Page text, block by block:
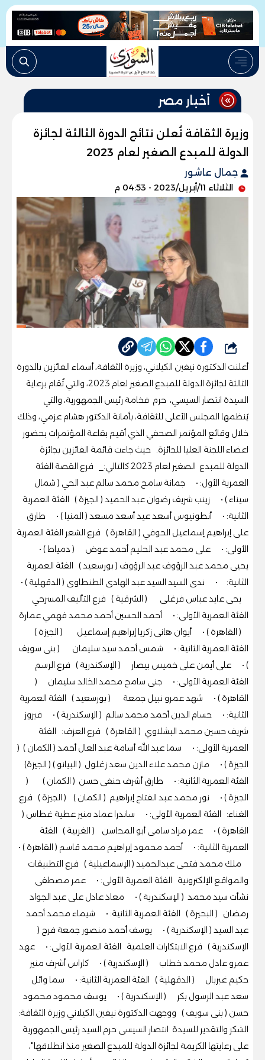
أخبار مصر
وزيرة الثقافة تُعلن نتائج ‏الدورة ‏الثالثة لجائزة
الدولة ‏للمبدع الصغير لعام 2023‏ ‏
جمال عاشور
الثلاثاء 11/أبريل/2023 - 04:53 م
شارك
أعلنت الدكتورة نيفين الكيلاني، وزيرة الثقافة، ‏أسماء ‏الفائزين بالدورة
‏الثالثة ‏لجائزة ‏الدولة ‏للمبدع ‏الصغير ‏لعام 2023‏، ‏والتي ‏تُقام ‏برعاية
‏السيدة ‏انتصار ‏السيسي، ‏حرم ‏فخامة ‏رئيس ‏الجمهورية، ‏والتي
‏يُنظمها ‏المجلس ‏الأعلى ‏للثقافة، ‏بأمانة الدكتور ‏هشام ‏عزمي، ‏وذلك
‏خلال وقائع المؤتمر ‏الصحفي الذي أقيم بقاعة المؤتمرات ‏بحضور
اعضاء اللجنة العليا للجائزة.‏ حيث جاءت قائمة الفائزين بجائزة
الدولة للمبدع الصغير لعام 2023 كالتالي:_ فرع القصة الفئة
العمرية الأول: • جمانة سامح محمد سالم عبد الحي ( شمال
سيناء ) • زينب شريف رضوان عبد الحميد ( الجيزة ) الفئة العمرية
الثانية: • أنطونيوس أسعد عيد أسعد مسعد ( المنيا ) • طارق
على إبراهيم إسماعيل الحوفي ( القاهرة ) فرع الشعر الفئة العمرية
الأولى: • على محمد عبد الحليم أحمد عوض ( دمياط ) •
يحيى محمد عبد الرؤوف عبد الرؤوف ( بورسعيد ) الفئة العمرية
الثانية: • ندى السيد السيد عبد الهادى الطنطاوى ( الدقهلية ) •
يحى عايد عباس فرغلى ( الشرقية ) فرع التأليف المسرحي
الفئة العمرية الأولى: • أحمد الحسين أحمد محمد فهمي عمارة
( القاهرة ) • أيوان هانى زكريا إبراهيم إسماعيل ( الجيزة )
الفئة العمرية الثانية: • شمس أحمد سيد سليمان ( بنى سويف
) • على أيمن على خميس بيصار ( الإسكندرية ) فرع الرسم
الفئة العمرية الأولى: • جنى سامح محمد الخالد سليمان (
القاهرة ) • شهد عمرو نبيل جمعة ( بورسعيد ) الفئة العمرية
الثانية: • حسام الدين أحمد محمد سالم ( الإسكندرية ) • فيروز
شريف حسين محمد البشلاوي ( القاهرة ) فرع العزف: الفئة
العمرية الأولى: • سما عبد الله أسامة عبد العال أحمد ( الكمان ) (
الجيزة ) • مازن محمد علاء الدين سعد زغلول ( البيانو ) ( الجيزة)
الفئة العمرية الثانية: • طارق أشرف حنفى حسن ( الكمان ) (
الجيزة ) • نور محمد عبد الفتاح إبراهيم ( الكمان ) ( الجيزة ) فرع
الغناء: الفئة العمرية الأولى: • ساندرا عماد منير عطية غطاس (
القاهرة ) • عمر مراد سامى أبو المحاسن ( الغربية ) الفئة
العمرية الثانية: • أحمد محمود إبراهيم محمد قاسم ( القاهرة ) •
ملك محمد فتحى عبدالحميد ( الإسماعيلية ) فرع التطبيقات
والمواقع الإلكترونية الفئة العمرية الأولى: • عمر مصطفى
نشأت سيد محمد ( الإسكندرية ) • معاذ عادل على عبد الجواد
رمضان ( البحيرة ) الفئة العمرية الثانية: • شيماء محمد أحمد
عبد السيد ( الإسكندرية ) • يوسف أحمد منصور جمعة فرج (
الإسكندرية ) فرع الابتكارات العلمية الفئة العمرية الأولى: • عهد
عمرو عادل محمد خطاب ( الإسكندرية ) • كاراس أشرف منير
حكيم غبريال ( الدقهلية ) الفئة العمرية الثانية: • سما وائل
سعد عبد الرسول بكر ( الإسكندرية ) • يوسف محمود محمود
حسن ( بنى سويف ) ووجهت الدكتورة نيفين الكيلاني وزيرة الثقافة:
الشكر والتقدير للسيدة انتصار السيسى حرم السيد رئيس الجمهورية
على رعايتها الكريمة لجائزة الدولة للمبدع الصغير منذ انطلاقها"،